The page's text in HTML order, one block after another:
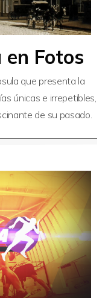
Fotos
que presenta la
únicas e irrepetibles,
de su pasado.